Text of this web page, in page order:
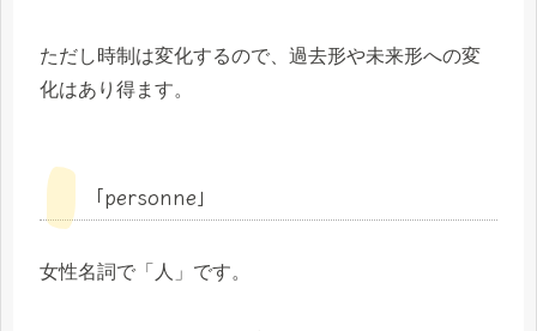
ただし時制は変化するので、過去形や未来形への変
化はあり得ます。
「personne」
女性名詞で「人」です。